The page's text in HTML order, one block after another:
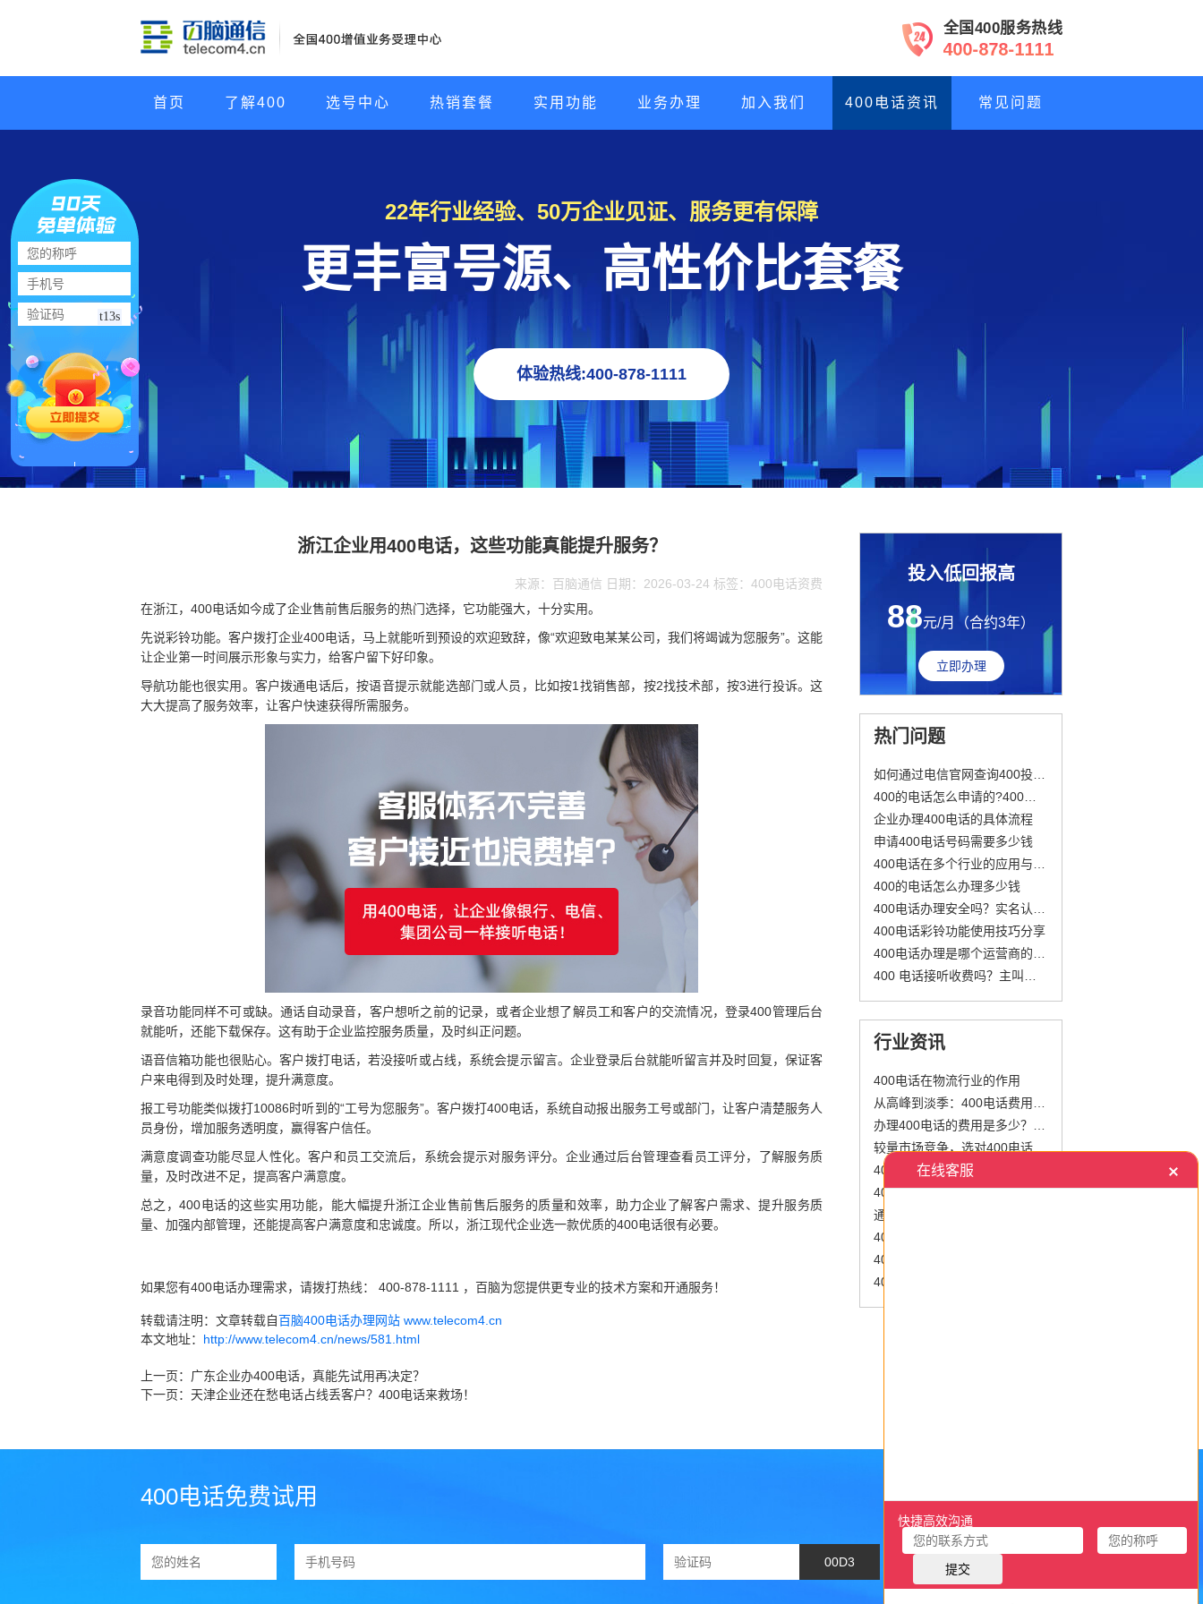
全国400服务热线
400-878-1111
首页 了解400 选号中心 热销套餐 实用功能 业务办理 加入我们 400电话资讯 常见问题
22年行业经验、50万企业见证、服务更有保障
更丰富号源、高性价比套餐
体验热线:400-878-1111
浙江企业用400电话，这些功能真能提升服务？
来源：百脑通信 日期：2026-03-24 标签：400电话资费
在浙江，400电话如今成了企业售前售后服务的热门选择，它功能强大，十分实用。
先说彩铃功能。客户拨打企业400电话，马上就能听到预设的欢迎致辞，像“欢迎致电某某公司，我们将竭诚为您服务”。这能
让企业第一时间展示形象与实力，给客户留下好印象。
导航功能也很实用。客户拨通电话后，按语音提示就能选部门或人员，比如按1找销售部，按2找技术部，按3进行投诉。这
大大提高了服务效率，让客户快速获得所需服务。
录音功能同样不可或缺。通话自动录音，客户想听之前的记录，或者企业想了解员工和客户的交流情况，登录400管理后台
就能听，还能下载保存。这有助于企业监控服务质量，及时纠正问题。
语音信箱功能也很贴心。客户拨打电话，若没接听或占线，系统会提示留言。企业登录后台就能听留言并及时回复，保证客
户来电得到及时处理，提升满意度。
报工号功能类似拨打10086时听到的“工号为您服务”。客户拨打400电话，系统自动报出服务工号或部门，让客户清楚服务人
员身份，增加服务透明度，赢得客户信任。
满意度调查功能尽显人性化。客户和员工交流后，系统会提示对服务评分。企业通过后台管理查看员工评分，了解服务质
量，及时改进不足，提高客户满意度。
总之，400电话的这些实用功能，能大幅提升浙江企业售前售后服务的质量和效率，助力企业了解客户需求、提升服务质
量、加强内部管理，还能提高客户满意度和忠诚度。所以，浙江现代企业选一款优质的400电话很有必要。
如果您有400电话办理需求，请拨打热线： 400-878-1111 ，百脑为您提供更专业的技术方案和开通服务！
转载请注明：文章转载自百脑400电话办理网站 www.telecom4.cn
本文地址： http://www.telecom4.cn/news/581.html
上一页： 广东企业办400电话，真能先试用再决定？
下一页： 天津企业还在愁电话占线丢客户？400电话来救场！
投入低回报高
88元/月（合约3年）
立即办理
热门问题
企业办理400电话的具体流程
申请400电话号码需要多少钱
400的电话怎么办理多少钱
400电话彩铃功能使用技巧分享
行业资讯
400电话在物流行业的作用
400电话：企业通信升级的不二之选
400电话“免费办理”背后的真相
t13s